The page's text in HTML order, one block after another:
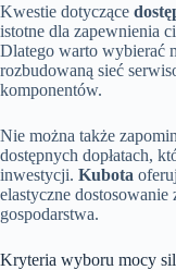
Kwestie dotyczące
istotne dla zapewnienia
Dlatego warto wybierać
rozbudowaną sieć
komponentów.
Nie można także
dostępnych dopłatach,
inwestycji. Kubota
elastyczne
gospodarstwa.
Kryteria wyboru mocy